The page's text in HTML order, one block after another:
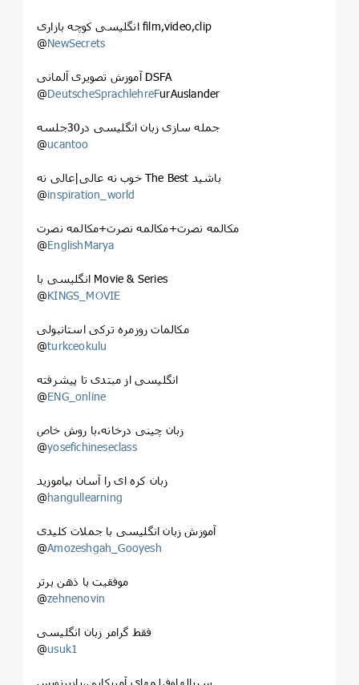
انگلیسی کوچه بازاری film,video,clip
@NewSecrets
آموزش تصویری آلمانی DSFA
@DeutscheSprachlehreFurAuslander
جمله سازی زبان انگلیسی در30جلسه
@ucantoo
خوب نه عالی|عالی نه The Best باشید
@inspiration_world
مکالمه نصرت+مکالمه نصرت+مکالمه نصرت
@EnglishMarya
انگلیسی با Movie & Series
@KINGS_MOVIE
مکالمات روزمره ترکی استانبولی
@turkceokulu
انگلیسی از مبتدی تا پیشرفته
@ENG_online
زبان چینی درخانه،با روش خاص
@yosefichineseclass
زبان کره ای را آسان بیاموزید
@hangullearning
آموزش زبان انگلیسی با جملات کلیدی
@Amozeshgah_Gooyesh
موفقیت با ذهن برتر
@zehnenovin
فقط گرامر زبان انگلیسی
@usuk1
سریالهاوفیلمهای آمریکایی،بازیرنویس